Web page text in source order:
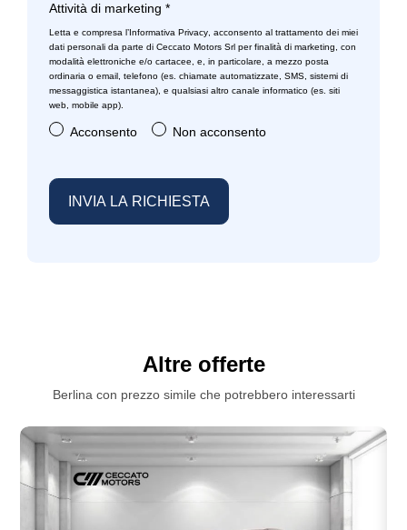
Volante in pelle veganza multifuzione
Welcome light
Attività di marketing *
Letta e compresa l’ Informativa Privacy, acconsento al trattamento dei miei
dati personali da parte di Ceccato Motors Srl per finalità di marketing, con
modalità elettroniche e/o cartacee, e, in particolare, a mezzo posta
ordinaria o email, telefono (es. chiamate automatizzate, SMS, sistemi di
messaggistica istantanea), e qualsiasi altro canale informatico (es. siti
web, mobile app).
Acconsento Non acconsento
Altre offerte
Berlina con prezzo simile che potrebbero interessarti